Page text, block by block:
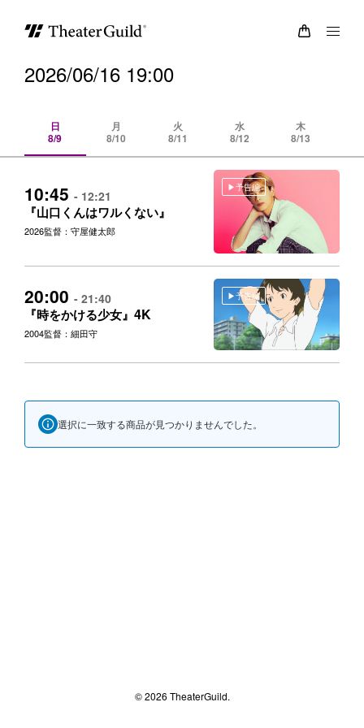
2026/06/16 19:00
日
8/9
月
8/10
火
8/11
水
8/12
木
8/13
予告編
10:45 - 12:21
『山口くんはワルくない』
2026監督：守屋健太郎
予告編
20:00 - 21:40
『時をかける少女』 4K
2004監督：細田守
選択に一致する商品が見つかりませんでした。
© 2026 TheaterGuild.